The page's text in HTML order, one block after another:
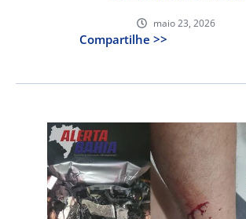
maio 23, 2026
Compartilhe >>